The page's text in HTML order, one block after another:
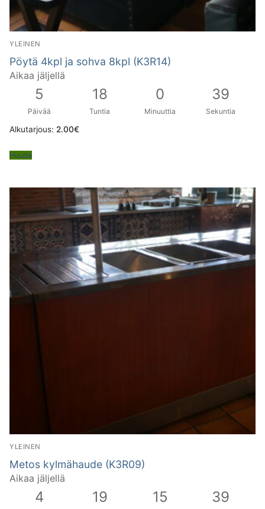
YLEINEN
Pöytä 4kpl ja sohva 8kpl (K3R14)
Aikaa jäljellä
5
Päivää
18
Tuntia
0
Minuuttia
38
Sekuntia
Alkutarjous: 2.00€
Huuda
YLEINEN
Metos kylmähaude (K3R09)
Aikaa jäljellä
4 19 15 38